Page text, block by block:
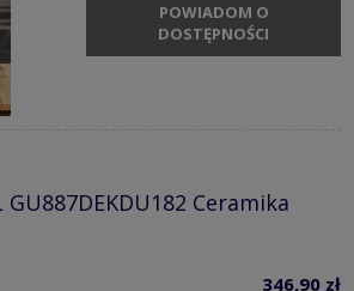
POWIADOM O
DOSTĘPNOŚCI
Ceramika
346,90 zł